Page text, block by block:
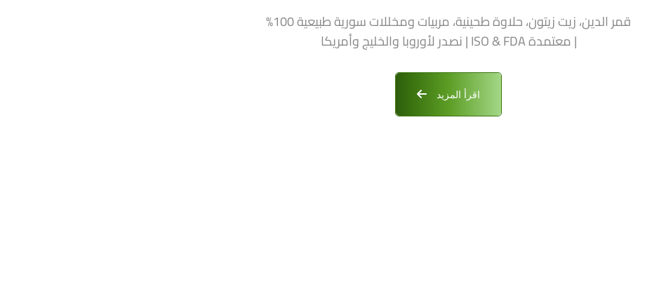
قمر الدين، زيت زيتون، حلاوة طحينية، مربيات ومخللات سورية طبيعية 100%
| معتمدة ISO & FDA | نصدر لأوروبا والخليج وأمريكا
اقرأ المزيد